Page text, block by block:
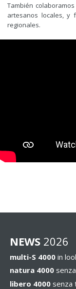
También
artesanos locales, y
regionales.
NEWS 2026
multi-S 4000 in
natura 4000
libero 4000 senza